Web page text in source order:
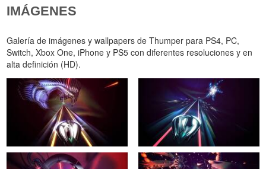
IMÁGENES
Galería de imágenes y wallpapers de Thumper para PS4, PC,
Switch, Xbox One, iPhone y PS5 con diferentes resoluciones y en
alta definición (HD).